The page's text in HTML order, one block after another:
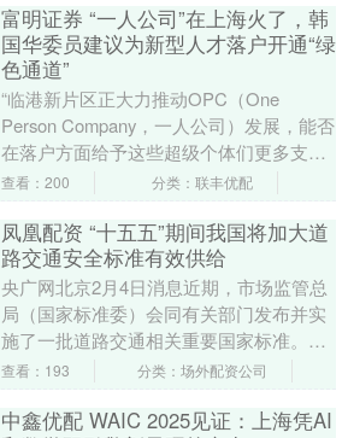
富明证券 “一人公司”在上海火了，韩
国华委员建议为新型人才落户开通“绿
色通道”
“临港新片区正大力推动OPC（One
Person Company，一人公司）发展，能否
在落户方面给予这些超级个体们更多支
持？”市政协委员、上海临港经济发展
查看：200 分类：联丰优配
凤凰配资 “十五五”期间我国将加大道
路交通安全标准有效供给
央广网北京2月4日消息近期，市场监管总
局（国家标准委）会同有关部门发布并实
施了一批道路交通相关重要国家标准。市
场监管总局标准技术司司长刘洪生在新闻
查看：193 分类：场外配资公司
中鑫优配 WAIC 2025见证：上海凭AI